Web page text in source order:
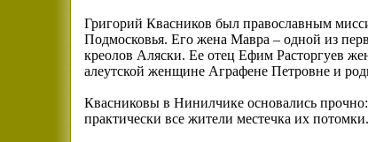
Григорий Квасников был православным
Подмосковья. Его жена Мавра – одной из
креолов Аляски. Ее отец Ефим Расторгуев
алеутской женщине Аграфене Петровне и
Квасниковы в Нинилчике основались прочно:
практически все жители местечка их потомки.